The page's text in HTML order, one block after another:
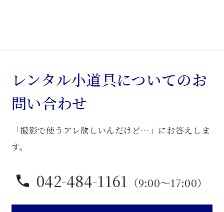
レンタル小道具についてのお
問い合わせ
「撮影で使うアレ欲しいんだけど…」にお答えしま
す。
042-484-1161 （9:00〜17:00）